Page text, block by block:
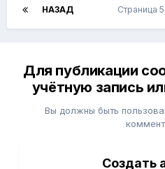
НАЗАД Страница 5
Для публикации
учётную запись
Вы должны быть
Создать